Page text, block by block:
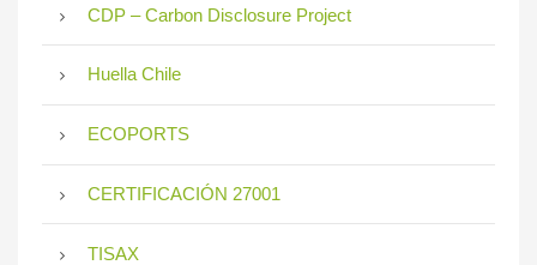
CDP – Carbon Disclosure Project
Huella Chile
ECOPORTS
CERTIFICACIÓN 27001
TISAX